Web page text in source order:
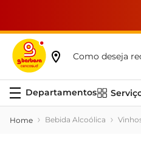
Como deseja
Bebida Alcoólica